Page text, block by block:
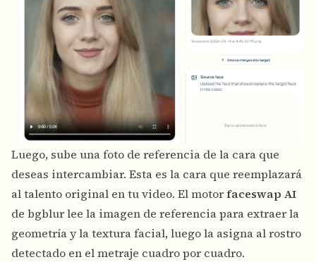
Luego, sube una foto de referencia de la cara que
deseas intercambiar. Esta es la cara que reemplazará
al talento original en tu video. El motorfaceswap AI
de bgblur lee la imagen de referencia para extraer la
geometría y la textura facial, luego la asigna al rostro
detectado en el metraje cuadro por cuadro.